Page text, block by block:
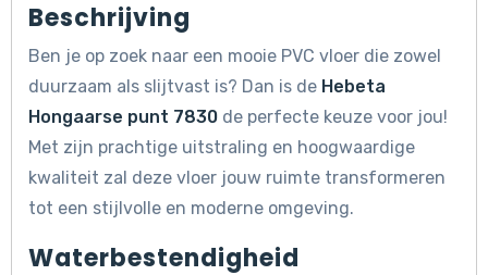
Beschrijving
Ben je op zoek naar een mooie PVC vloer die zowel
duurzaam als slijtvast is? Dan is de Hebeta
Hongaarse punt 7830 de perfecte keuze voor jou!
Met zijn prachtige uitstraling en hoogwaardige
kwaliteit zal deze vloer jouw ruimte transformeren
tot een stijlvolle en moderne omgeving.
Waterbestendigheid